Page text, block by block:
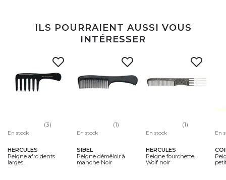
ILS POURRAIENT AUSSI VOUS
INTÉRESSER
(3)
En stock
HERCULES
Peigne afro dents
larges...
(1)
En stock
SIBEL
Peigne démêloir à
manche Noir
(1)
En stock
HERCULES
Peigne fourchette
Wolf noir
En